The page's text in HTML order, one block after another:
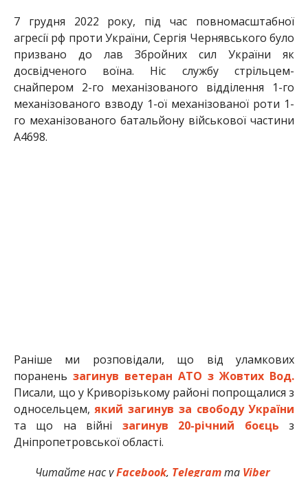
7 грудня 2022 року, під час повномасштабної
агресії рф проти України, Сергія Чернявського було
призвано до лав Збройних сил України як
досвідченого воїна. Ніс службу стрільцем-
снайпером 2-го механізованого відділення 1-го
механізованого взводу 1-ої механізованої роти 1-
го механізованого батальйону військової частини
А4698.
Раніше ми розповідали, що від уламкових
поранень загинув ветеран АТО з Жовтих Вод.
Писали, що у Криворізькому районі попрощалися з
односельцем,який загинув за свободу України
та що на війні загинув 20-річний боєць з
Дніпропетровської області.
Читайте нас уFacebook, Telegramта Viber